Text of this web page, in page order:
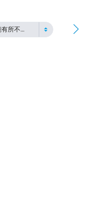
示意图（可能有所不同）